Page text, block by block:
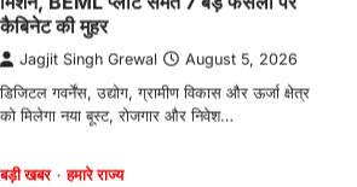
बड़ी खबर हमारे राज्य
सीएम साय आईटीवी नेटवर्क इंडिया न्यूज के युवा
मंच कार्यक्रम में हुए शामिल, विभिन्न क्षेत्रों में
उत्कृष्ट योगदान के लिए विशिष्टजनों को किया
सम्मानित